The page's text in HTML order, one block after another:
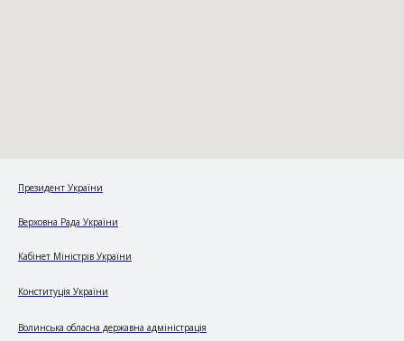
Президент України
Верховна Рада України
Кабінет Міністрів України
Конституція України
Волинська обласна державна адміністрація